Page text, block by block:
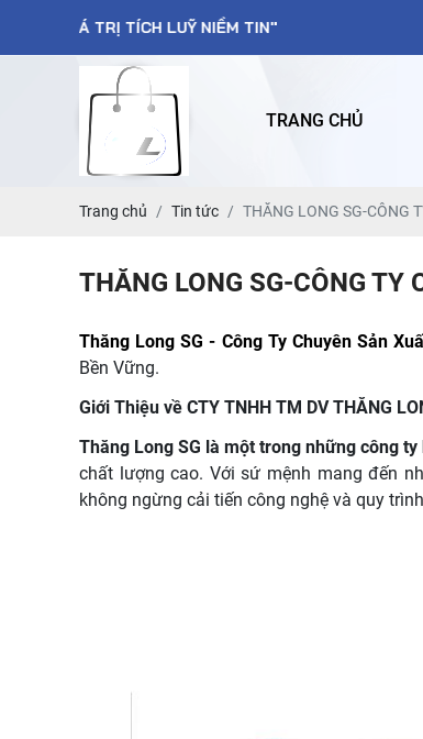
LUỸ NIỀM TIN"
TRANG CHỦ
Trang chủ Tin tức THĂNG LONG SG-CÔNG
THĂNG LONG SG-CÔNG TY
Thăng Long SG - Công Ty Chuyên Sản
Bền Vững.
Giới Thiệu về CTY TNHH TM DV THĂNG
Thăng Long SG là một trong những công
chất lượng cao. Với sứ mệnh mang đến
không ngừng cải tiến công nghệ và quy